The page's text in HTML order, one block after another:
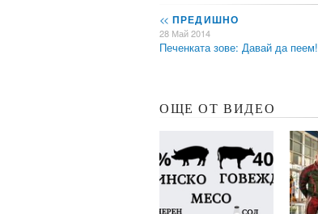
<< ПРЕДИШНО
28 Май 2014
Печенката зове: Давай да пеем!
ОЩЕ ОТ ВИДЕО